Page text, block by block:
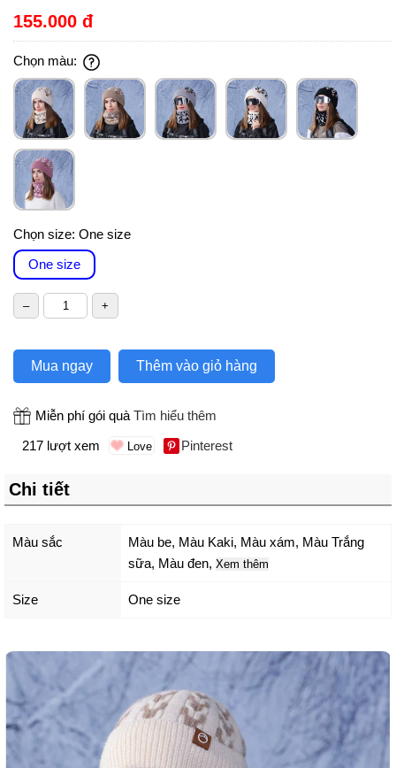
155.000 đ
Chọn màu:
Chọn size: One size
One size
Mua ngay Thêm vào giỏ hàng
Miễn phí gói quà Tìm hiểu thêm
217 lượt xem
Pinterest
Chi tiết
Màu sắc Màu be, Màu Kaki, Màu xám, Màu Trắng
sữa, Màu đen, Xem thêm
Size One size